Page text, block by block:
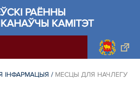
РАЁННЫ
КАМІТЭТ
ІНФАРМАЦЫЯ / МЕСЦЫ ДЛЯ НАЧЛЕГУ